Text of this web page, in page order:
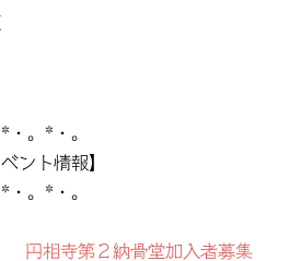
・。*・。
ント情報】
・。*・。
円相寺第２納骨堂加入者募集